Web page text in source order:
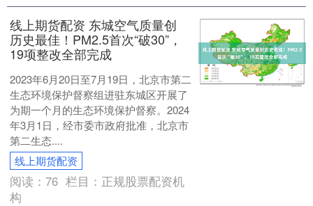
线上期货配资 东城空气质量创
历史最佳！PM2.5首次“破30”，
19项整改全部完成
2023年6月20日至7月19日，北京市第二
生态环境保护督察组进驻东城区开展了
为期一个月的生态环境保护督察。2024
年3月1日，经市委市政府批准，北京市
第二生态....
线上期货配资
阅读：76 栏目： 正规股票配资机
构